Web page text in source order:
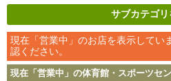
サブカテゴ
現在「営業中」のお店を表示してい
認ください。
現在「営業中」の体育館・スポーツセ